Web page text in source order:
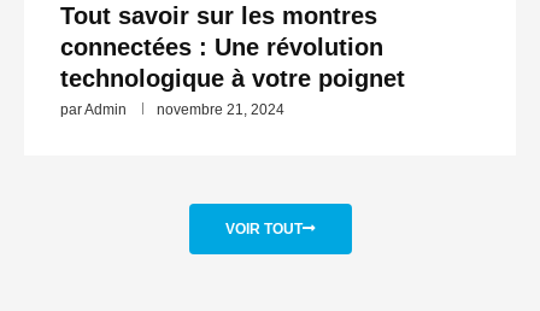
Tout savoir sur les montres
connectées : Une révolution
technologique à votre poignet
parAdmin novembre 21, 2024
VOIR TOUT